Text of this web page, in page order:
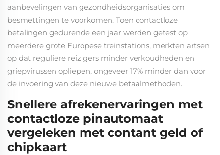
aanbevelingen van gezondheidsorganisaties om
besmettingen te voorkomen. Toen contactloze
betalingen gedurende een jaar werden getest op
meerdere grote Europese treinstations, merkten artsen
op dat reguliere reizigers minder verkoudheden en
griepvirussen opliepen, ongeveer 17% minder dan voor
de invoering van deze nieuwe betaalmethoden.
Snellere afrekenervaringen met
contactloze pinautomaat
vergeleken met contant geld of
chipkaart